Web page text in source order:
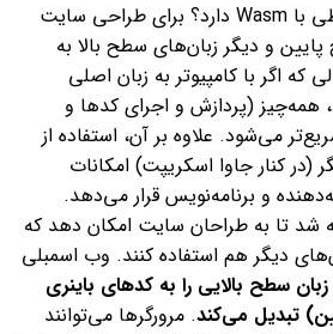
خب مفاهیم بالا چه ارتباطی با Wasm دارد؟ برای طراحی سایت
و دیگر زبان‌های سطح بالا به
که اگر با کامپیوتر به زبان اصلی
(پردازش و اجرای کدها و
می‌شود. علاوه‌ بر آن، استفاده از
(در کنار جاوا اسکریپت) امکانات
و برنامه‌نویس قرار می‌دهد.
شد تا به طراحان سایت امکان دهد که
دیگر هم استفاده کنند. وب اسمبلی
سطح بالایی را به کدهای باینری
تبدیل می‌کند. مرورگرها می‌توانند